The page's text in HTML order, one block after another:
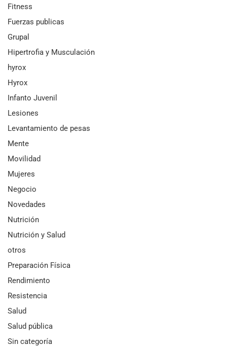
Fitness
Fuerzas publicas
Grupal
Hipertrofia y Musculación
hyrox
Hyrox
Infanto Juvenil
Lesiones
Levantamiento de pesas
Mente
Movilidad
Mujeres
Negocio
Novedades
Nutrición
Nutrición y Salud
otros
Preparación Física
Rendimiento
Resistencia
Salud
Salud pública
Sin categoría